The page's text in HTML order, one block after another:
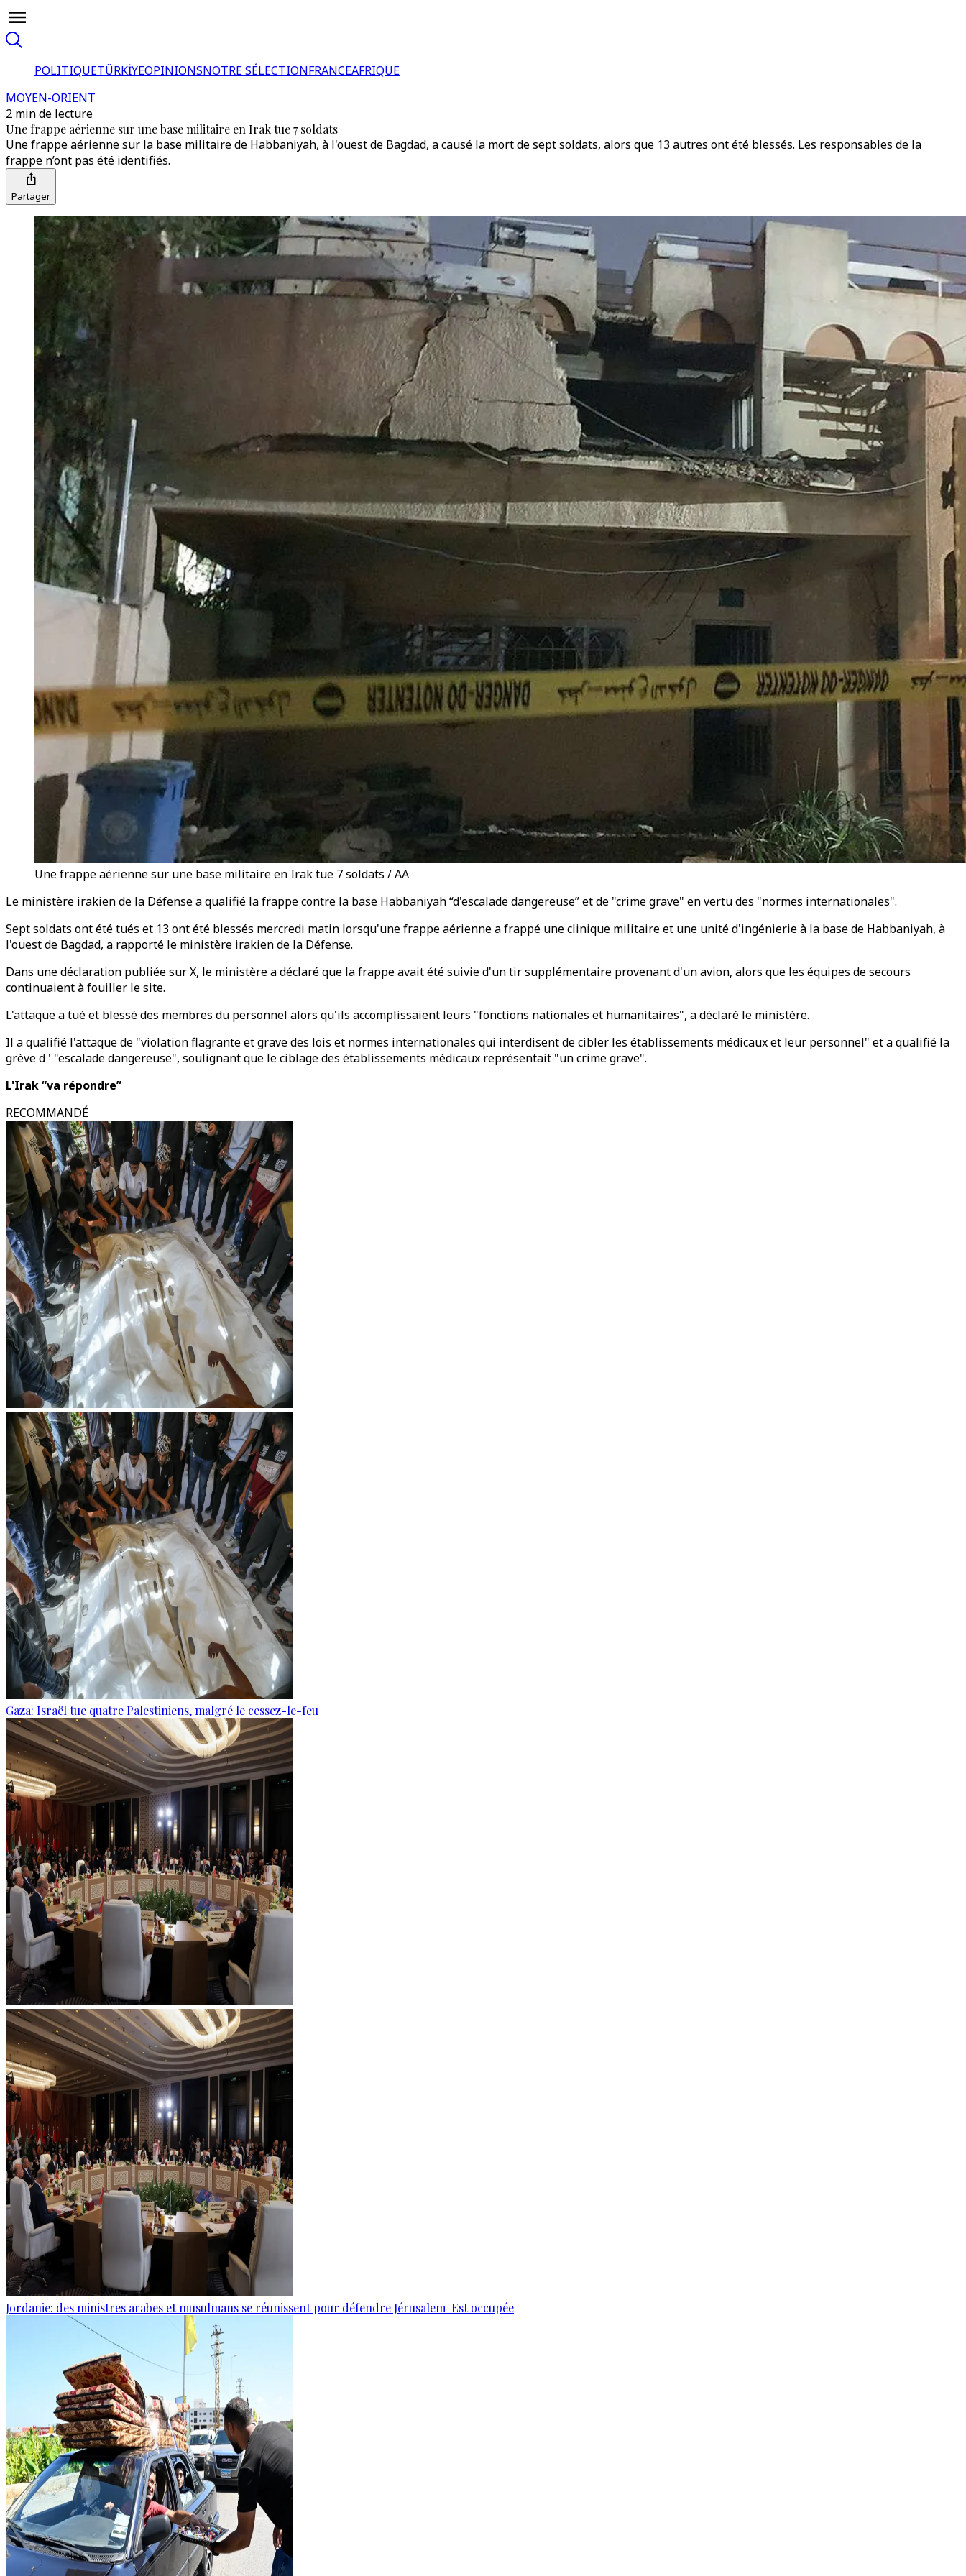
POLITIQUETÜRKİYEOPINIONSNOTRE SÉLECTIONFRANCEAFRIQUE
MOYEN-ORIENT
2 min de lecture
Une frappe aérienne sur une base militaire en Irak tue 7 soldats
Une frappe aérienne sur la base militaire de Habbaniyah, à l'ouest de Bagdad, a causé la mort de sept soldats, alors que 13 autres ont été blessés. Les responsables de la
frappe n’ont pas été identifiés.
Partager
Une frappe aérienne sur une base militaire en Irak tue 7 soldats / AA
Le ministère irakien de la Défense a qualifié la frappe contre la base Habbaniyah “d'escalade dangereuse” et de "crime grave" en vertu des "normes internationales".
Sept soldats ont été tués et 13 ont été blessés mercredi matin lorsqu'une frappe aérienne a frappé une clinique militaire et une unité d'ingénierie à la base de Habbaniyah, à
l'ouest de Bagdad, a rapporté le ministère irakien de la Défense.
Dans une déclaration publiée sur X, le ministère a déclaré que la frappe avait été suivie d'un tir supplémentaire provenant d'un avion, alors que les équipes de secours
continuaient à fouiller le site.
L'attaque a tué et blessé des membres du personnel alors qu'ils accomplissaient leurs "fonctions nationales et humanitaires", a déclaré le ministère.
Il a qualifié l'attaque de "violation flagrante et grave des lois et normes internationales qui interdisent de cibler les établissements médicaux et leur personnel" et a qualifié la
grève d ' "escalade dangereuse", soulignant que le ciblage des établissements médicaux représentait "un crime grave".
L'Irak “va répondre”
RECOMMANDÉ
Gaza: Israël tue quatre Palestiniens, malgré le cessez-le-feu
Jordanie: des ministres arabes et musulmans se réunissent pour défendre Jérusalem-Est occupée